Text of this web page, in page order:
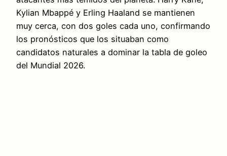
Kylian Mbappé y Erling Haaland se mantienen
muy cerca, con dos goles cada uno, confirmando
los pronósticos que los situaban como
candidatos naturales a dominar la tabla de goleo
del Mundial 2026.